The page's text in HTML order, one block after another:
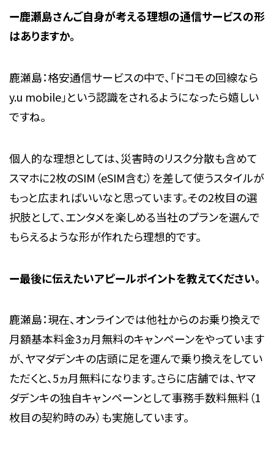
ー鹿瀬島さんご自身が考える理想の通信サービスの形
はありますか。
鹿瀬島：格安通信サービスの中で、「ドコモの回線なら
y.u mobile」という認識をされるようになったら嬉しい
ですね。
個人的な理想としては、災害時のリスク分散も含めて
スマホに2枚のSIM（eSIM含む）を差して使うスタイルが
もっと広まればいいなと思っています。その2枚目の選
択肢として、エンタメを楽しめる当社のプランを選んで
もらえるような形が作れたら理想的です。
ー最後に伝えたいアピールポイントを教えてください。
鹿瀬島：現在、オンラインでは他社からのお乗り換えで
月額基本料金3ヵ月無料のキャンペーンをやっています
が、ヤマダデンキの店頭に足を運んで乗り換えをしてい
ただくと、5ヵ月無料になります。さらに店舗では、ヤマ
ダデンキの独自キャンペーンとして事務手数料無料（1
枚目の契約時のみ）も実施しています。